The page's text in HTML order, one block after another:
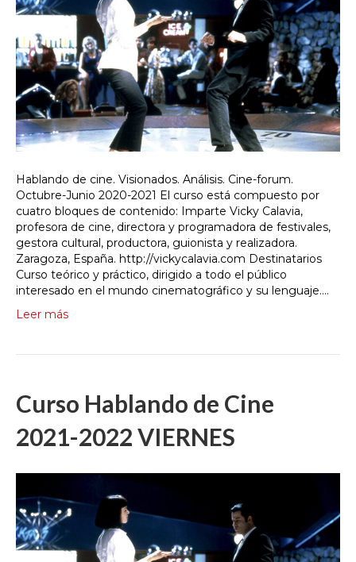
Hablando de cine. Visionados. Análisis. Cine-forum.
Octubre-Junio 2020-2021 El curso está compuesto por
cuatro bloques de contenido: Imparte Vicky Calavia,
profesora de cine, directora y programadora de festivales,
gestora cultural, productora, guionista y realizadora.
Zaragoza, España. http://vickycalavia.com Destinatarios
Curso teórico y práctico, dirigido a todo el público
interesado en el mundo cinematográfico y su lenguaje.…
Leer más
Curso Hablando de Cine
2021-2022 VIERNES